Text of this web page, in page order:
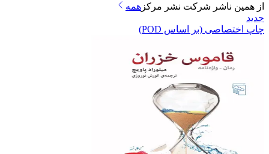
از همین ناشر شرکت نشر مرکز همه
جدید
چاپ اختصاصی (بر اساس POD)